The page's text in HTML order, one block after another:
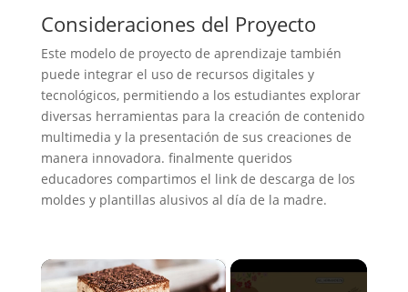
Consideraciones del Proyecto
Este modelo de proyecto de aprendizaje también
puede integrar el uso de recursos digitales y
tecnológicos, permitiendo a los estudiantes explorar
diversas herramientas para la creación de contenido
multimedia y la presentación de sus creaciones de
manera innovadora. finalmente queridos
educadores compartimos el link de descarga de los
moldes y plantillas alusivos al día de la madre.
×